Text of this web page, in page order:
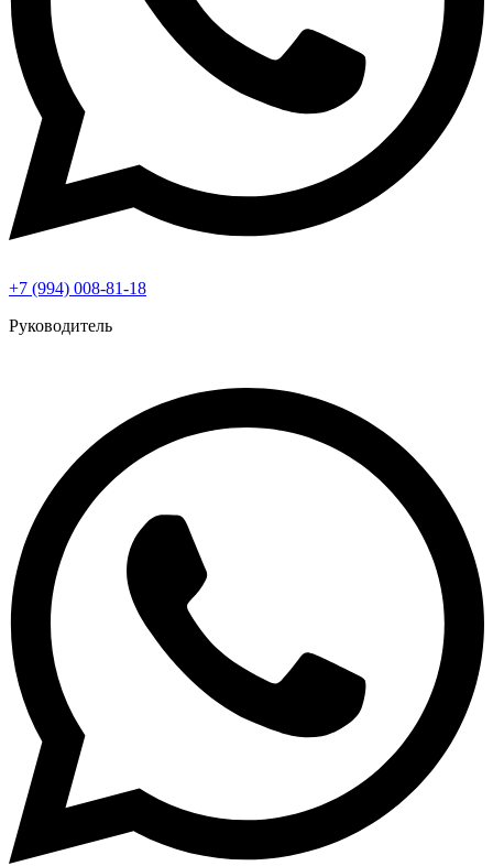
+7 (994) 008-81-18
Руководитель